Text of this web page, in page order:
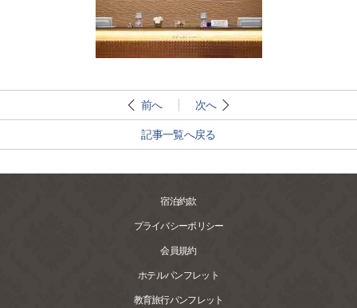
前へ 次へ
記事一覧へ戻る
宿泊約款
プライバシーポリシー
会員規約
ホテルパンフレット
教育旅行パンフレット